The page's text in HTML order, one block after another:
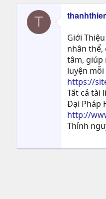
T
Giới
nhân thể,
tâm, giúp
luyện
https://
Tất cả tài
Đại Pháp
http://
Thỉnh